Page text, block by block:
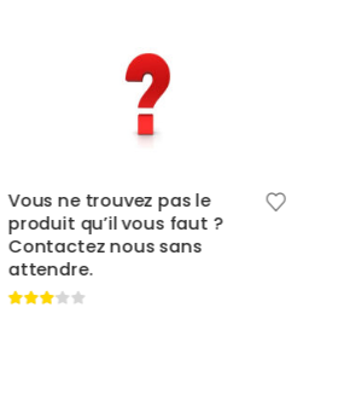
Vous ne trouvez pas le
produit qu’il vous faut ?
Contactez nous sans
attendre.